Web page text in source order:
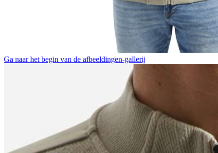
Ga naar het begin van de afbeeldingen-gallerij